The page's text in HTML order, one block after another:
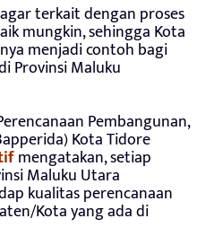
terkait dengan proses
mungkin, sehingga Kota
menjadi contoh bagi
Provinsi Maluku
Pembangunan,
Kota Tidore
mengatakan, setiap
Maluku Utara
kualitas perencanaan
Kota yang ada di